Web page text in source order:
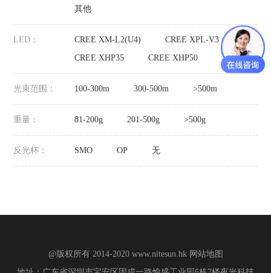
其他
LED： CREE XM-L2(U4)
CREE XPL-V3
CREE XHP35
CREE XHP50 其他
光束范围： 100-300m 300-500m >500m
重量： 81-200g 201-500g >500g
反光杯： SMO OP 无
@版权所有 2014-2020 www.nitesun.hk 网站地图